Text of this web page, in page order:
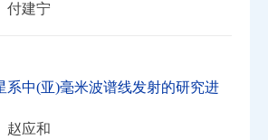
付建宁
系中(亚)毫米波谱线发射的研究进
赵应和